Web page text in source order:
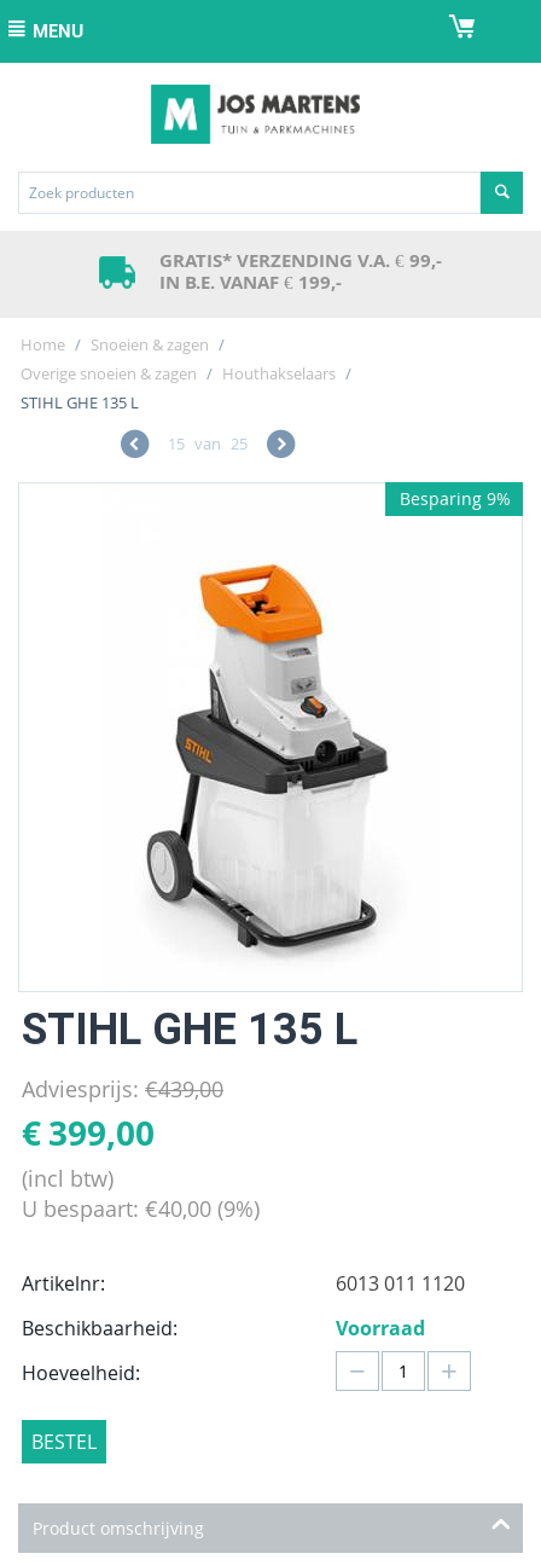
MENU
GRATIS* VERZENDING V.A. € 99,-
IN B.E. VANAF € 199,-
Home / Snoeien & zagen /
Overige snoeien & zagen / Houthakselaars /
STIHL GHE 135 L
15 van 25
Besparing 9%
STIHL GHE 135 L
Adviesprijs: €439,00
€399,00
(incl btw)
U bespaart: €40,00 (9%)
Artikelnr:
6013 011 1120
Beschikbaarheid:
Voorraad
Hoeveelheid:
+
−
BESTEL
Product omschrijving